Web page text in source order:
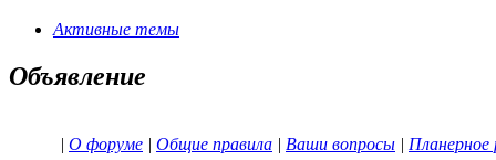
Активные темы
Объявление
| О форуме | Общие правила | Ваши вопросы | Планерное